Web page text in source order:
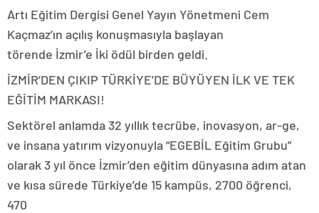
Artı Eğitim Dergisi Genel Yayın Yönetmeni Cem
Kaçmaz’ın açılış konuşmasıyla başlayan
törende İzmir’e İki ödül birden geldi.
İZMİR’DEN ÇIKIP TÜRKİYE’DE BÜYÜYEN İLK VE TEK
EĞİTİM MARKASI!
Sektörel anlamda 32 yıllık tecrübe, inovasyon, ar-ge,
ve insana yatırım vizyonuyla “EGEBİL Eğitim Grubu”
olarak 3 yıl önce İzmir’den eğitim dünyasına adım atan
ve kısa sürede Türkiye’de 15 kampüs, 2700 öğrenci,
470